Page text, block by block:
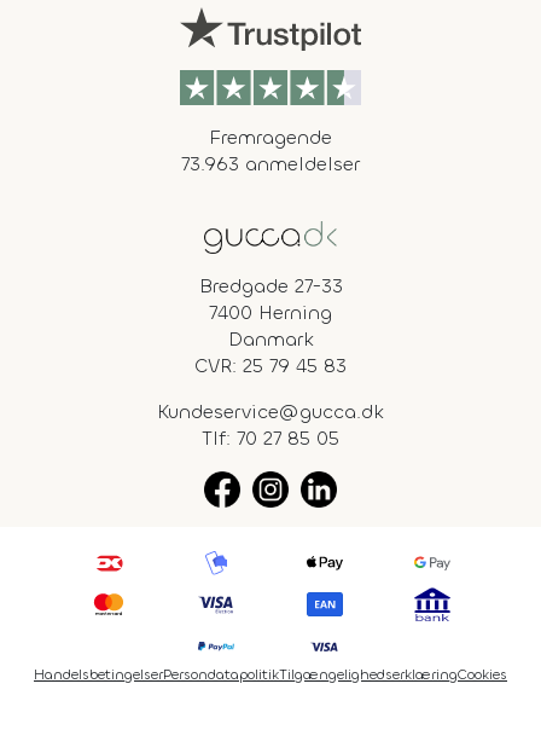
Fremragende
73.963 anmeldelser
Bredgade 27-33
7400 Herning
Danmark
CVR: 25 79 45 83
Kundeservice@gucca.dk
Tlf: 70 27 85 05
HandelsbetingelserPersondatapolitikTilgængelighedserklæringCookies